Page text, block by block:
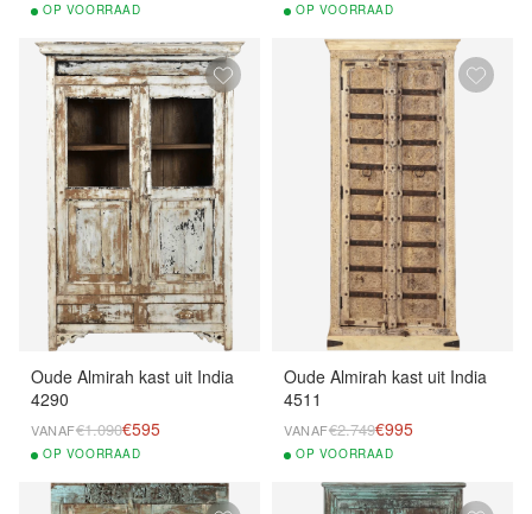
OP VOORRAAD OP VOORRAAD
Oude Almirah kast uit India
4290
VANAF€1.090€595
OP VOORRAAD
Oude Almirah kast uit India
4511
VANAF€2.749€995
OP VOORRAAD